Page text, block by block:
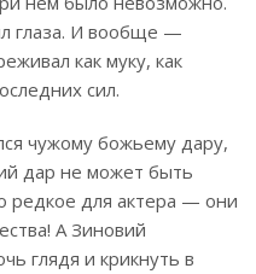
глаза. И вообще —
как муку, как
сил.
чужому божьему дару,
дар не может быть
редкое для актера — они
А Зиновий
глядя и крикнуть в